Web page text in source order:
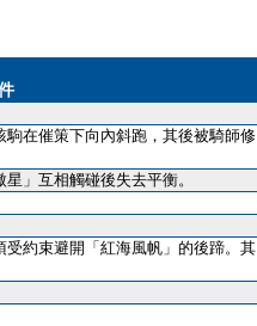
在催策下向內斜跑，其後被騎師修
」互相觸碰後失去平衡。
約束避開「紅海風帆」的後蹄。其